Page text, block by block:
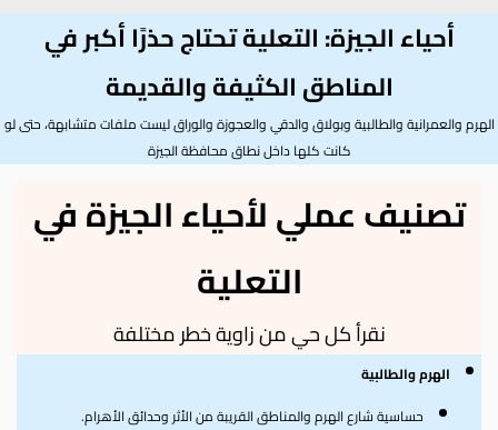
أحياء الجيزة: التعلية تحتاج حذرًا أكبر في
المناطق الكثيفة والقديمة
الهرم والعمرانية والطالبية وبولاق والدقي والعجوزة والوراق ليست ملفات متشابهة، حتى لو
كانت كلها داخل نطاق محافظة الجيزة
تصنيف عملي لأحياء الجيزة في
التعلية
نقرأ كل حي من زاوية خطر مختلفة
الهرم والطالبية
حساسية شارع الهرم والمناطق القريبة من الأثر وحدائق الأهرام.